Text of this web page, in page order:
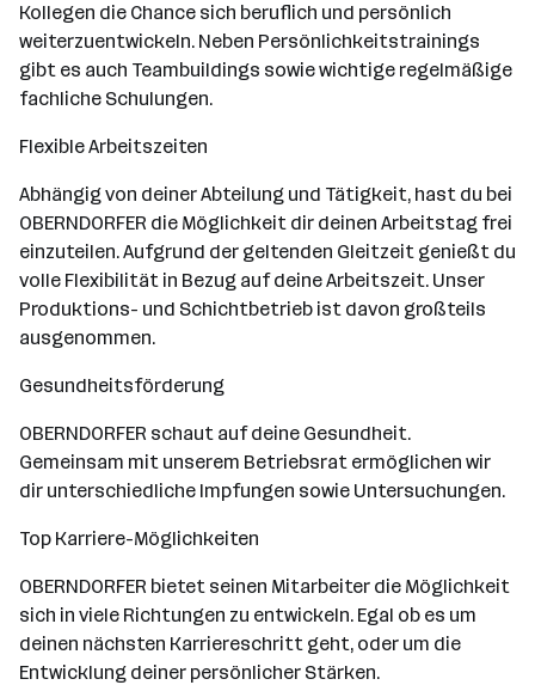
Kollegen die Chance sich beruflich und persönlich
weiterzuentwickeln. Neben Persönlichkeitstrainings
gibt es auch Teambuildings sowie wichtige regelmäßige
fachliche Schulungen.
Flexible Arbeitszeiten
Abhängig von deiner Abteilung und Tätigkeit, hast du bei
OBERNDORFER die Möglichkeit dir deinen Arbeitstag frei
einzuteilen. Aufgrund der geltenden Gleitzeit genießt du
volle Flexibilität in Bezug auf deine Arbeitszeit. Unser
Produktions- und Schichtbetrieb ist davon großteils
ausgenommen.
Gesundheitsförderung
OBERNDORFER schaut auf deine Gesundheit.
Gemeinsam mit unserem Betriebsrat ermöglichen wir
dir unterschiedliche Impfungen sowie Untersuchungen.
Top Karriere-Möglichkeiten
OBERNDORFER bietet seinen Mitarbeiter die Möglichkeit
sich in viele Richtungen zu entwickeln. Egal ob es um
deinen nächsten Karriereschritt geht, oder um die
Entwicklung deiner persönlicher Stärken.